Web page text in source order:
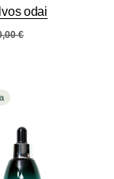
odai
€